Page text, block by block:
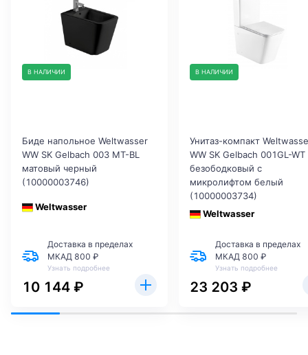
В НАЛИЧИИ
Биде напольное Weltwasser
WW SK Gelbach 003 MT-BL
матовый черный
(10000003746)
Weltwasser
Доставка в пределах
МКАД 800 ₽
Узнать подробнее
10 144 ₽
В НАЛИЧИИ
Унитаз-компакт
WW SK Gelbach 001GL-WT
безободковый с
микролифтом белый
(10000003734)
Weltwasser
Доставка в пределах
МКАД 800 ₽
Узнать подробнее
23 203 ₽